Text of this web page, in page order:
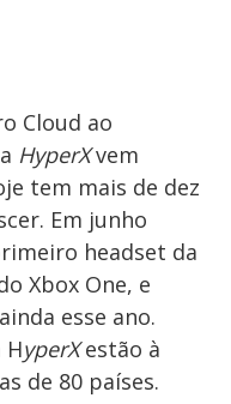
Cloud ao
HyperXvem
tem mais de dez
Em junho
headset da
Xbox One, e
esse ano.
HyperXestão à
de 80 países.